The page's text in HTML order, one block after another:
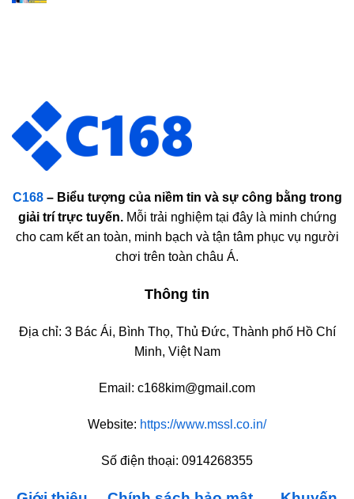
C168– Biểu tượng của niềm tin và sự công bằng trong
giải trí trực tuyến.Mỗi trải nghiệm tại đây là minh chứng
cho cam kết an toàn, minh bạch và tận tâm phục vụ người
chơi trên toàn châu Á.
Thông tin
Địa chỉ: 3 Bác Ái, Bình Thọ, Thủ Đức, Thành phố Hồ Chí
Minh, Việt Nam
Email: c168kim@gmail.com
Website: https://www.mssl.co.in/
Số điện thoại: 0914268355